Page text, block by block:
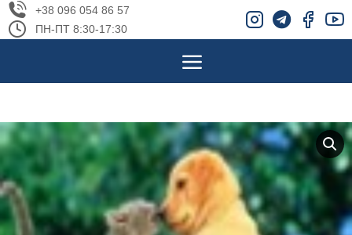
+38 096 054 86 57
ПН-ПТ 8:30-17:30